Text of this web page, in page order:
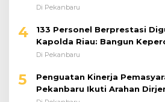
Doktrin TNI AD
Di Pekanbaru
4
133 Personel Berprestasi
Kapolda Riau: Bangun
dengan Karya Nyata
Di Pekanbaru
5
Penguatan Kinerja
Pekanbaru Ikuti Arahan